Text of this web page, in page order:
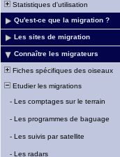
Statistiques d'utilisation
Qu'est-ce que la migration ?
Les sites de migration
Connaître les migrateurs
Fiches spécifiques des oiseaux
Etudier les migrations
- Les comptages sur le terrain
- Les programmes de baguage
- Les suivis par satellite
- Les radars